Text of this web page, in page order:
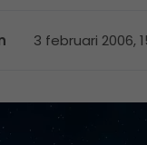
3 februari 2006,